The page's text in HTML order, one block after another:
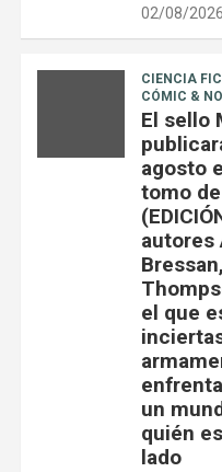
02/08/2026
CIENCIA
CÓMIC &
El sello
agosto
tomo de
autores
el que
un
quién
lado